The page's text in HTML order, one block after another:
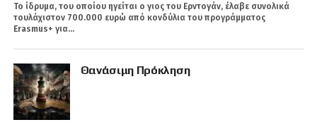
Το ίδρυμα, του οποίου ηγείται ο γιος του Ερντογάν, έλαβε συνολικά
τουλάχιστον 700.000 ευρώ από κονδύλια του προγράμματος
Erasmus+ για...
Θανάσιμη Πρόκληση